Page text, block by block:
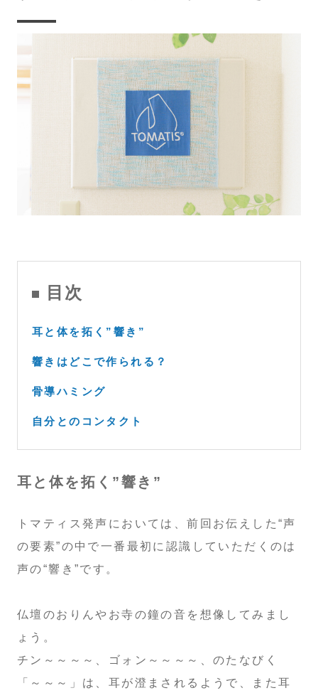
目次
耳と体を拓く”響き”
響きはどこで作られる？
骨導ハミング
自分とのコンタクト
耳と体を拓く”響き”
トマティス発声においては、前回お伝えした“声
の要素”の中で一番最初に認識していただくのは
声の“響き”です。
仏壇のおりんやお寺の鐘の音を想像してみまし
ょう。
チン～～～～、ゴォン～～～～、のたなびく
「～～～」は、耳が澄まされるようで、また耳